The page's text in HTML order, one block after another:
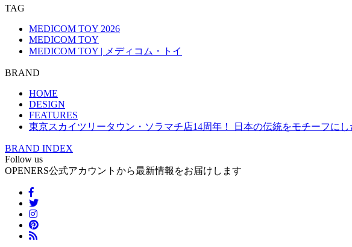
TAG
MEDICOM TOY 2026
MEDICOM TOY
MEDICOM TOY | メディコム・トイ
BRAND
HOME
DESIGN
FEATURES
東京スカイツリータウン・ソラマチ店14周年！ 日本の伝統をモチーフに
BRAND INDEX
Follow us
OPENERS公式アカウントから最新情報をお届けします